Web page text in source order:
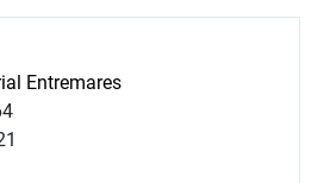
Entremares